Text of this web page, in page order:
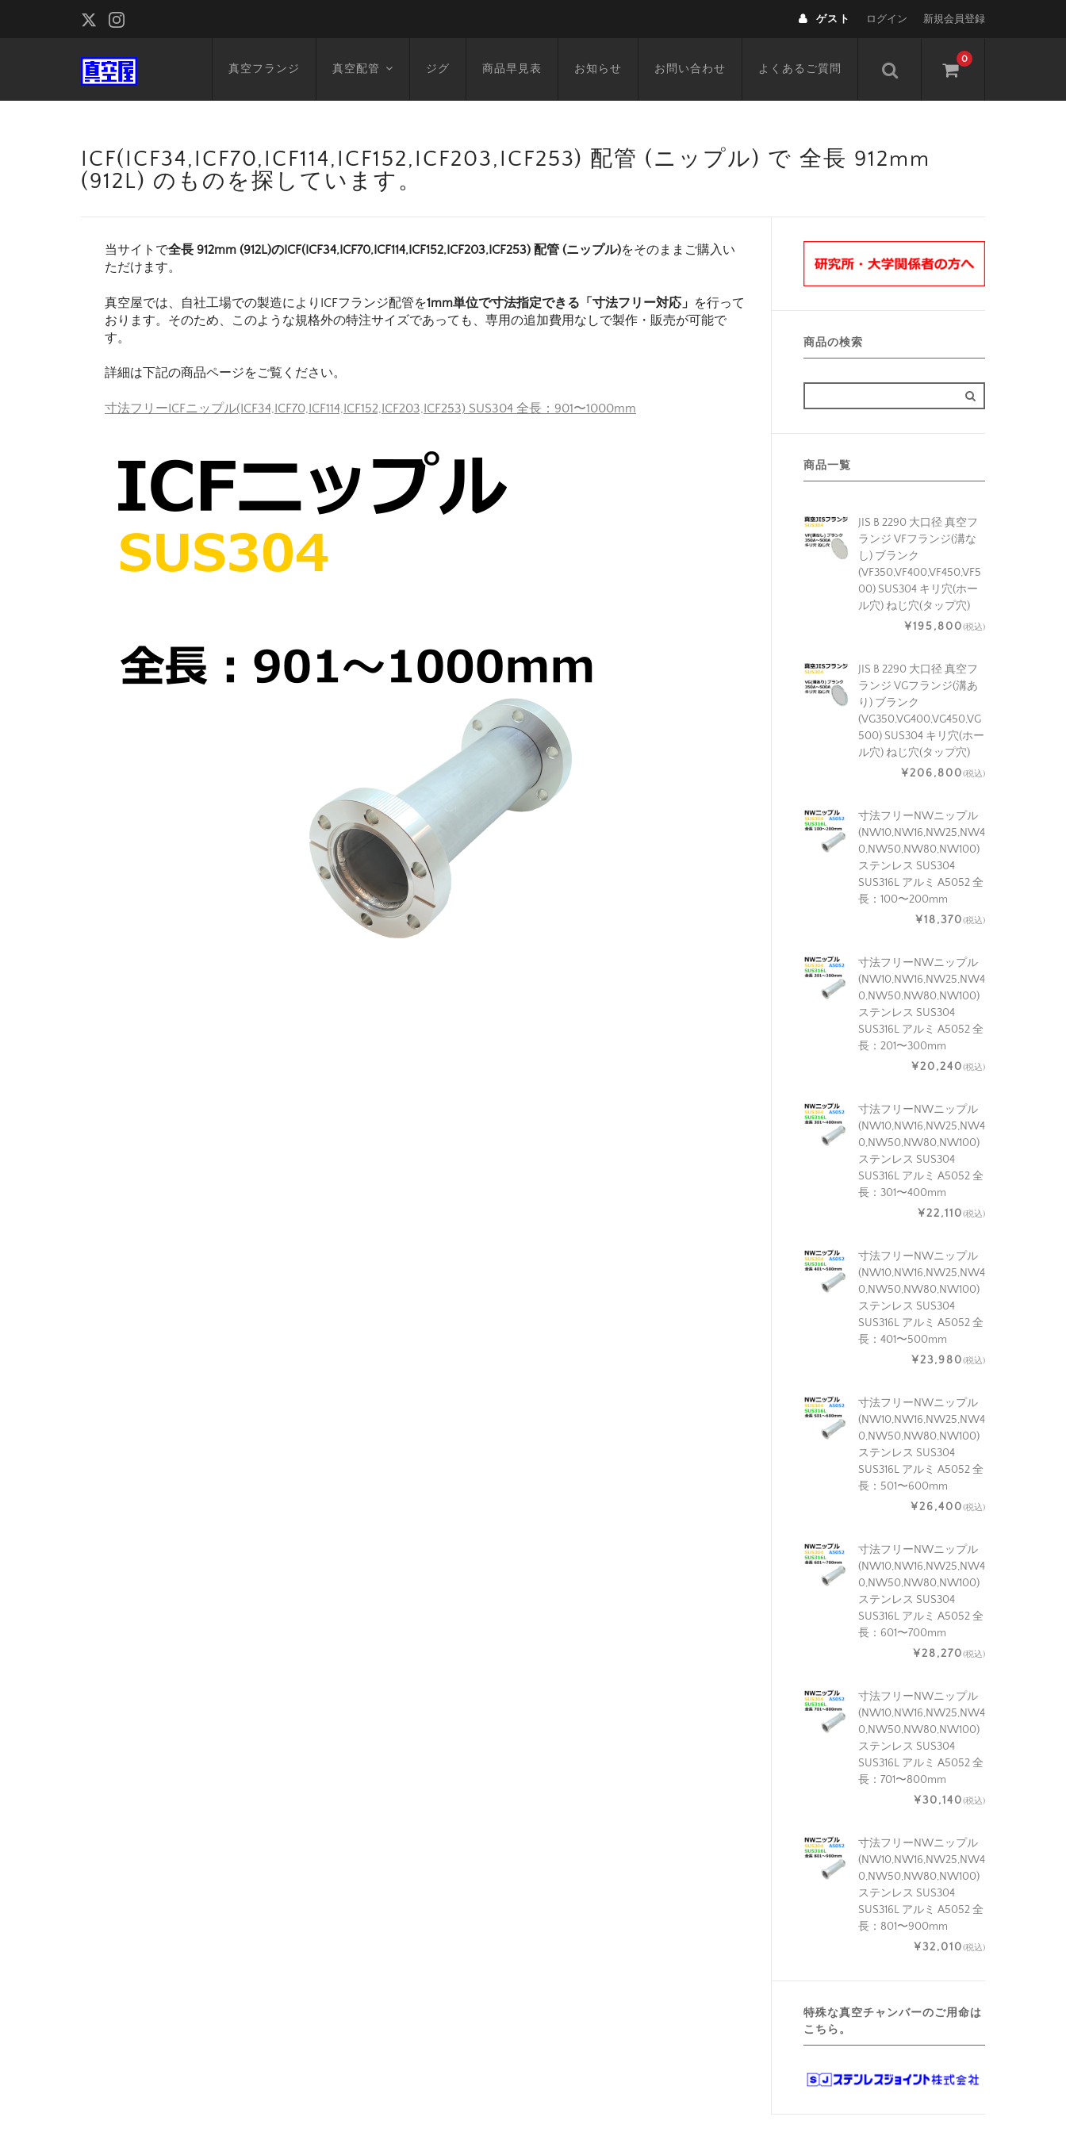
ゲスト ログイン 新規会員登録
0
真空フランジ 真空配管 ジグ 商品早見表 お知らせ お問い合わせ よくあるご質問
ICF(ICF34,ICF70,ICF114,ICF152,ICF203,ICF253) 配管 (ニップル) で 全長 912mm
(912L) のものを探しています。
当サイトで全長 912mm (912L)のICF(ICF34,ICF70,ICF114,ICF152,ICF203,ICF253) 配管 (ニップル)をそのままご購入い
ただけます。
真空屋では、自社工場での製造によりICFフランジ配管を1mm単位で寸法指定できる「寸法フリー対応」 を行って
おります。そのため、このような規格外の特注サイズであっても、専用の追加費用なしで製作・販売が可能で
す。
詳細は下記の商品ページをご覧ください。
寸法フリーICFニップル(ICF34,ICF70,ICF114,ICF152,ICF203,ICF253) SUS304 全長：901〜1000mm
商品の検索
商品一覧
JIS B 2290 大口径 真空フ
ランジ VFフランジ(溝な
し) ブランク
(VF350,VF400,VF450,VF5
00) SUS304 キリ穴(ホー
ル穴) ねじ穴(タップ穴)
¥195,800(税込)
JIS B 2290 大口径 真空フ
ランジ VGフランジ(溝あ
り) ブランク
(VG350,VG400,VG450,VG
500) SUS304 キリ穴(ホー
ル穴) ねじ穴(タップ穴)
¥206,800(税込)
寸法フリーNWニップル
(NW10,NW16,NW25,NW4
0,NW50,NW80,NW100)
ステンレス SUS304
SUS316L アルミ A5052 全
長：100〜200mm
¥18,370(税込)
寸法フリーNWニップル
(NW10,NW16,NW25,NW4
0,NW50,NW80,NW100)
ステンレス SUS304
SUS316L アルミ A5052 全
長：201〜300mm
¥20,240(税込)
寸法フリーNWニップル
(NW10,NW16,NW25,NW4
0,NW50,NW80,NW100)
ステンレス SUS304
SUS316L アルミ A5052 全
長：301〜400mm
¥22,110(税込)
寸法フリーNWニップル
(NW10,NW16,NW25,NW4
0,NW50,NW80,NW100)
ステンレス SUS304
SUS316L アルミ A5052 全
長：401〜500mm
¥23,980(税込)
寸法フリーNWニップル
(NW10,NW16,NW25,NW4
0,NW50,NW80,NW100)
ステンレス SUS304
SUS316L アルミ A5052 全
長：501〜600mm
¥26,400(税込)
寸法フリーNWニップル
(NW10,NW16,NW25,NW4
0,NW50,NW80,NW100)
ステンレス SUS304
SUS316L アルミ A5052 全
長：601〜700mm
¥28,270(税込)
寸法フリーNWニップル
(NW10,NW16,NW25,NW4
0,NW50,NW80,NW100)
ステンレス SUS304
SUS316L アルミ A5052 全
長：701〜800mm
¥30,140(税込)
寸法フリーNWニップル
(NW10,NW16,NW25,NW4
0,NW50,NW80,NW100)
ステンレス SUS304
SUS316L アルミ A5052 全
長：801〜900mm
¥32,010(税込)
特殊な真空チャンバーのご用命は
こちら。